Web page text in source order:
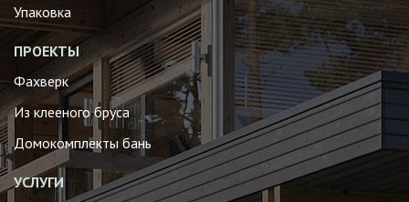
Упаковка
ПРОЕКТЫ
Фахверк
Из клееного бруса
Домокомплекты бань
УСЛУГИ